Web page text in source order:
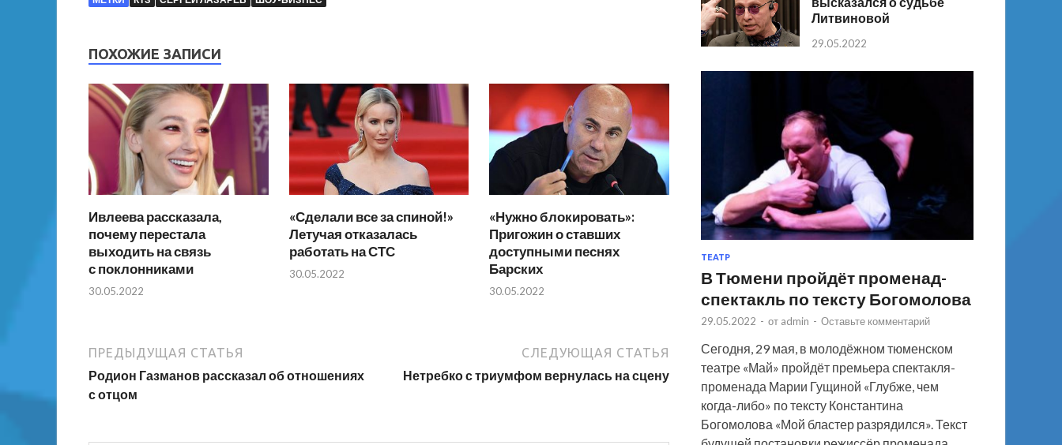
ПОХОЖИЕ ЗАПИСИ
Ивлеева рассказала,
почему перестала
выходить на связь
с поклонниками
30.05.2022
«Сделали все за спиной!»
Летучая отказалась
работать на СТС
30.05.2022
«Нужно блокировать»:
Пригожин о ставших
доступными песнях
Барских
30.05.2022
ПРЕДЫДУЩАЯ СТАТЬЯ
Родион Газманов рассказал об отношениях
с отцом
СЛЕДУЮЩАЯ СТАТЬЯ
Нетребко с триумфом вернулась на сцену
Литвиновой
29.05.2022
ТЕАТР
В Тюмени пройдёт променад-
спектакль по тексту Богомолова
29.05.2022 - от admin - Оставьте комментарий
Сегодня, 29 мая, в молодёжном тюменском
театре «Май» пройдёт премьера спектакля-
променада Марии Гущиной «Глубже, чем
когда-либо» по тексту Константина
Богомолова «Мой бластер разрядился». Текст